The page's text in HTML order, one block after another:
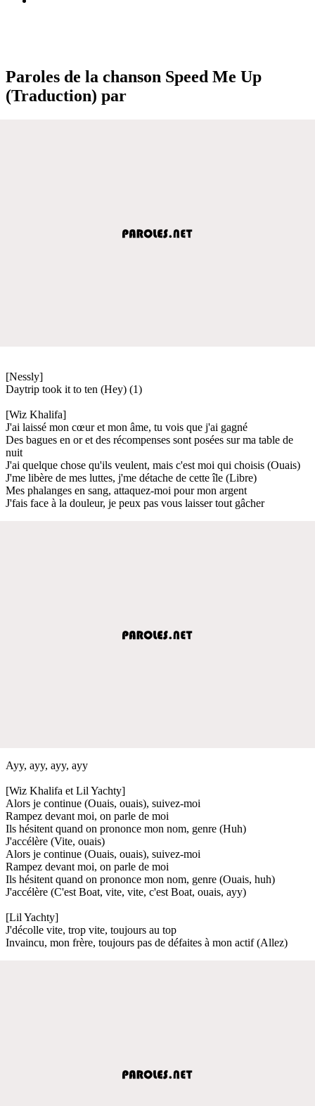
Paroles de la chanson Speed Me Up
(Traduction) par
[Nessly]
Daytrip took it to ten (Hey) (1)
[Wiz Khalifa]
J'ai laissé mon cœur et mon âme, tu vois que j'ai gagné
Des bagues en or et des récompenses sont posées sur ma table de
nuit
J'ai quelque chose qu'ils veulent, mais c'est moi qui choisis (Ouais)
J'me libère de mes luttes, j'me détache de cette île (Libre)
Mes phalanges en sang, attaquez-moi pour mon argent
J'fais face à la douleur, je peux pas vous laisser tout gâcher
Ayy, ayy, ayy, ayy
[Wiz Khalifa et Lil Yachty]
Alors je continue (Ouais, ouais), suivez-moi
Rampez devant moi, on parle de moi
Ils hésitent quand on prononce mon nom, genre (Huh)
J'accélère (Vite, ouais)
Alors je continue (Ouais, ouais), suivez-moi
Rampez devant moi, on parle de moi
Ils hésitent quand on prononce mon nom, genre (Ouais, huh)
J'accélère (C'est Boat, vite, vite, c'est Boat, ouais, ayy)
[Lil Yachty]
J'décolle vite, trop vite, toujours au top
Invaincu, mon frère, toujours pas de défaites à mon actif (Allez)